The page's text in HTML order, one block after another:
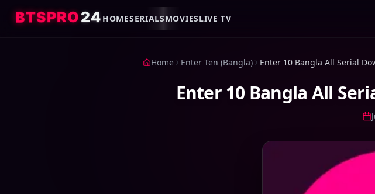
BTSPRO24 HOMESERIALSMOVIESLIVE TV
Home Enter Ten (Bangla)
Enter 10 Bangla All